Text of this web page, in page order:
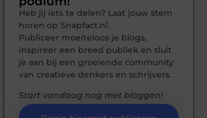
Heb jij iets te delen? Laat jouw stem
horen op Snapfact.nl.
Publiceer moeiteloos je blogs,
inspireer een breed publiek en sluit
je aan bij een groeiende community
van creatieve denkers en schrijvers.
Start vandaag nog met bloggen!